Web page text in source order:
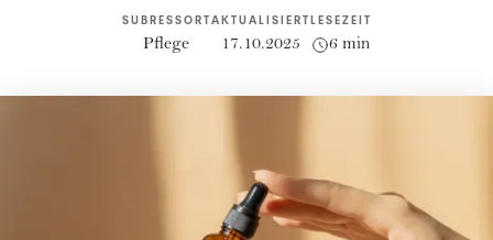
SUBRESSORT
Pflege
AKTUALISIERT
17.10.2025
LESEZEIT
6 min